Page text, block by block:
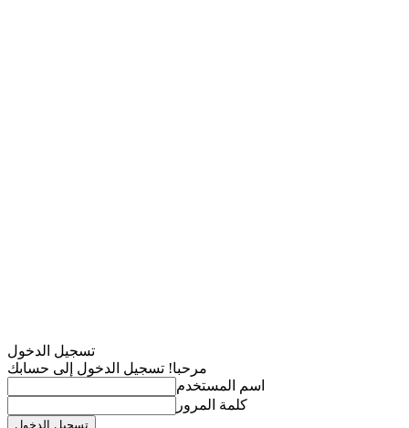
تسجيل الدخول
مرحبا! تسجيل الدخول إلى حسابك
اسم المستخدم
كلمة المرور